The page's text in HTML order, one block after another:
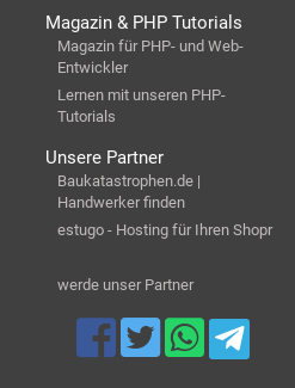
Magazin & PHP Tutorials
Magazin für PHP- und Web-
Entwickler
Lernen mit unseren PHP-
Tutorials
Unsere Partner
Baukatastrophen.de |
Handwerker finden
estugo - Hosting für Ihren Shopr
werde unser Partner